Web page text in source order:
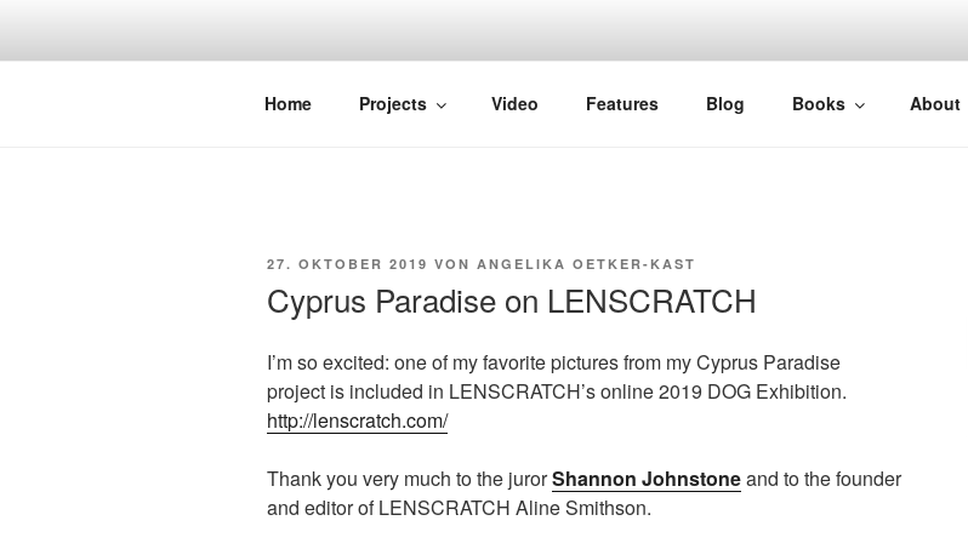
STRAYDOK
Home Projects Video Features Blog Books About
VERÖFFENTLICHT
27. OKTOBER 2019 VON ANGELIKA OETKER-KAST
Cyprus Paradise on LENSCRATCH
I’m so excited: one of my favorite pictures from my Cyprus Paradise
project is included in LENSCRATCH’s online 2019 DOG Exhibition.
http://lenscratch.com/
Thank you very much to the jurorShannon Johnstoneand to the founder
and editor of LENSCRATCH Aline Smithson.